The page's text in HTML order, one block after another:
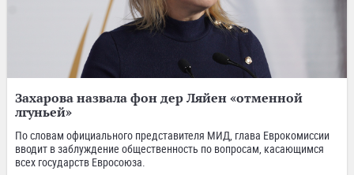
Захарова назвала фон дер Ляйен «отменной
лгуньей»
По словам официального представителя МИД, глава Еврокомиссии
вводит в заблуждение общественность по вопросам, касающимся
всех государств Евросоюза.